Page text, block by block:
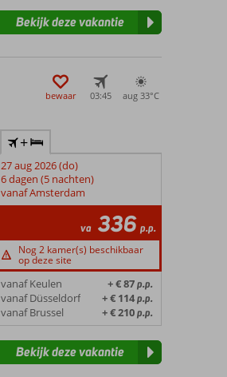
Bekijk deze vakantie
bewaar 03:45 aug 33°C
+
27 aug 2026 (do)
6 dagen (5 nachten)
vanaf Amsterdam
va 336 p.p.
Nog 2 kamer(s) beschikbaar
op deze site
vanaf Keulen + € 87p.p.
vanaf Düsseldorf + € 114p.p.
vanaf Brussel + € 210p.p.
Bekijk deze vakantie